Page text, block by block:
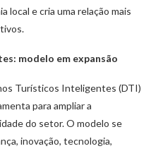
local e cria uma relação mais
modelo em expansão
Turísticos Inteligentes (DTI)
para ampliar a
do setor. O modelo se
inovação, tecnologia,